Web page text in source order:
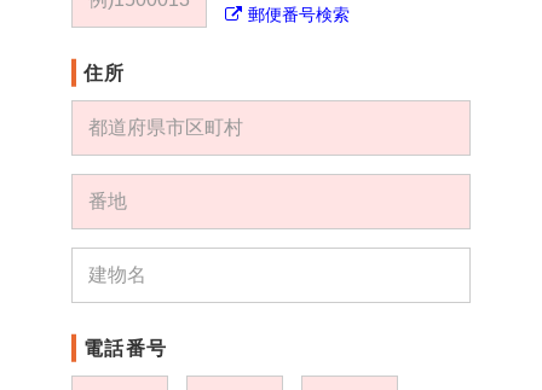
郵便番号検索
住所
電話番号